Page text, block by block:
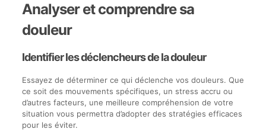
Analyser et comprendre sa
douleur
Identifier les déclencheurs de la douleur
Essayez de déterminer ce qui déclenche vos douleurs. Que
ce soit des mouvements spécifiques, un stress accru ou
d’autres facteurs, une meilleure compréhension de votre
situation vous permettra d’adopter des stratégies efficaces
pour les éviter.